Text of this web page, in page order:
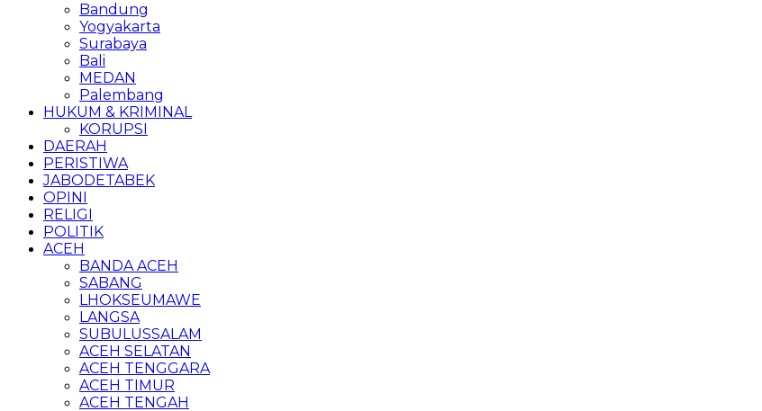
Bandung
Yogyakarta
Surabaya
Bali
MEDAN
Palembang
HUKUM & KRIMINAL
KORUPSI
DAERAH
PERISTIWA
JABODETABEK
OPINI
RELIGI
POLITIK
ACEH
BANDA ACEH
SABANG
LHOKSEUMAWE
LANGSA
SUBULUSSALAM
ACEH SELATAN
ACEH TENGGARA
ACEH TIMUR
ACEH TENGAH